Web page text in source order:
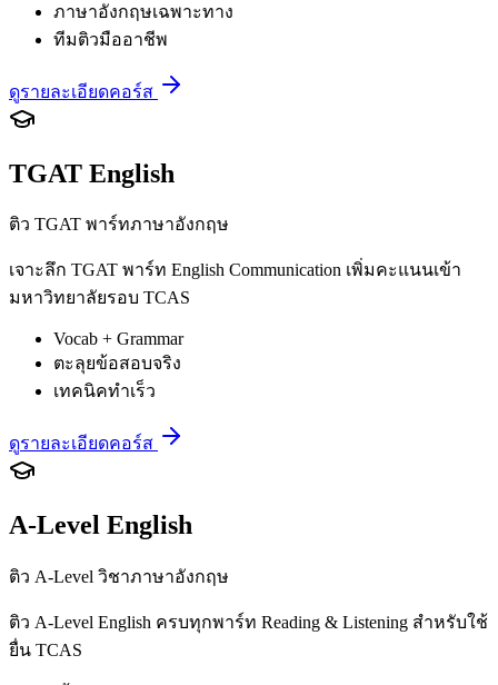
ภาษาอังกฤษเฉพาะทาง
ทีมติวมืออาชีพ
ดูรายละเอียดคอร์ส
TGAT English
ติว TGAT พาร์ทภาษาอังกฤษ
เจาะลึก TGAT พาร์ท English Communication เพิ่มคะแนนเข้า
มหาวิทยาลัยรอบ TCAS
Vocab + Grammar
ตะลุยข้อสอบจริง
เทคนิคทำเร็ว
ดูรายละเอียดคอร์ส
A-Level English
ติว A-Level วิชาภาษาอังกฤษ
ติว A-Level English ครบทุกพาร์ท Reading & Listening สำหรับใช้
ยื่น TCAS